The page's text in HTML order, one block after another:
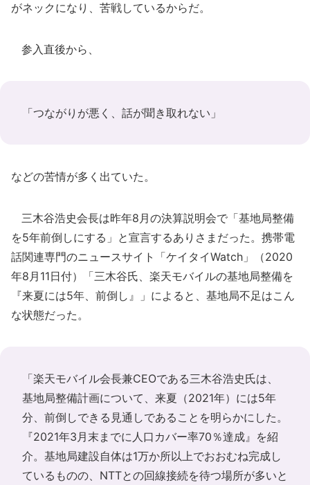
がネックになり、苦戦しているからだ。
参入直後から、
「つながりが悪く、話が聞き取れない」
などの苦情が多く出ていた。
三木谷浩史会長は昨年8月の決算説明会で「基地局整備
を5年前倒しにする」と宣言するありさまだった。携帯電
話関連専門のニュースサイト「ケイタイWatch」（2020
年8月11日付）「三木谷氏、楽天モバイルの基地局整備を
『来夏には5年、前倒し』」によると、基地局不足はこん
な状態だった。
「楽天モバイル会長兼CEOである三木谷浩史氏は、
基地局整備計画について、来夏（2021年）には5年
分、前倒しできる見通しであることを明らかにした。
『2021年3月末までに人口カバー率70％達成』を紹
介。基地局建設自体は1万か所以上でおおむね完成し
ているものの、NTTとの回線接続を待つ場所が多いと